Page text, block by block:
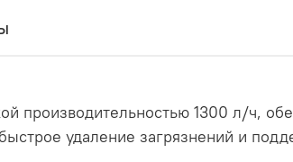
производительностью 1300 л/ч,
удаление загрязнений и